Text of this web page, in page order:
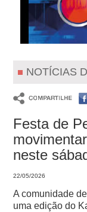
NOTÍCIAS
Festa de
neste
22/05/2026
A comunidade
uma edição do